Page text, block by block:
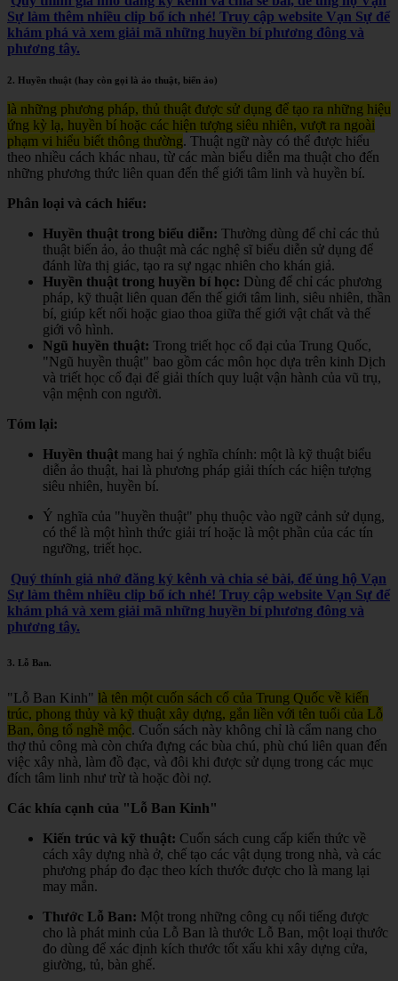
Sự làm thêm nhiều clip bổ ích nhé! Truy cập website Vạn Sự để
khám phá và xem giải mã những huyền bí phương đông và
phương tây.
2. Huyền thuật (hay còn gọi là ảo thuật, biến ảo)
là những phương pháp, thủ thuật được sử dụng để tạo ra những hiệu
ứng kỳ lạ, huyền bí hoặc các hiện tượng siêu nhiên, vượt ra ngoài
phạm vi hiểu biết thông thường. Thuật ngữ này có thể được hiểu
theo nhiều cách khác nhau, từ các màn biểu diễn ma thuật cho đến
những phương thức liên quan đến thế giới tâm linh và huyền bí.
Phân loại và cách hiểu:
Huyền thuật trong biểu diễn: Thường dùng để chỉ các thủ
thuật biến ảo, ảo thuật mà các nghệ sĩ biểu diễn sử dụng để
đánh lừa thị giác, tạo ra sự ngạc nhiên cho khán giả.
Huyền thuật trong huyền bí học: Dùng để chỉ các phương
pháp, kỹ thuật liên quan đến thế giới tâm linh, siêu nhiên, thần
bí, giúp kết nối hoặc giao thoa giữa thế giới vật chất và thế
giới vô hình.
Ngũ huyền thuật: Trong triết học cổ đại của Trung Quốc,
"Ngũ huyền thuật" bao gồm các môn học dựa trên kinh Dịch
và triết học cổ đại để giải thích quy luật vận hành của vũ trụ,
vận mệnh con người.
Tóm lại:
Huyền thuật mang hai ý nghĩa chính: một là kỹ thuật biểu
diễn ảo thuật, hai là phương pháp giải thích các hiện tượng
siêu nhiên, huyền bí.
Ý nghĩa của "huyền thuật" phụ thuộc vào ngữ cảnh sử dụng,
có thể là một hình thức giải trí hoặc là một phần của các tín
ngưỡng, triết học.
Quý thính giả nhớ đăng ký kênh và chia sẻ bài, để ủng hộ Vạn
Sự làm thêm nhiều clip bổ ích nhé! Truy cập website Vạn Sự để
khám phá và xem giải mã những huyền bí phương đông và
phương tây.
3. Lỗ Ban.
"Lỗ Ban Kinh" là tên một cuốn sách cổ của Trung Quốc về kiến
trúc, phong thủy và kỹ thuật xây dựng, gắn liền với tên tuổi của Lỗ
Ban, ông tổ nghề mộc. Cuốn sách này không chỉ là cẩm nang cho
thợ thủ công mà còn chứa đựng các bùa chú, phù chú liên quan đến
việc xây nhà, làm đồ đạc, và đôi khi được sử dụng trong các mục
đích tâm linh như trừ tà hoặc đòi nợ.
Các khía cạnh của "Lỗ Ban Kinh"
Kiến trúc và kỹ thuật: Cuốn sách cung cấp kiến thức về
cách xây dựng nhà ở, chế tạo các vật dụng trong nhà, và các
phương pháp đo đạc theo kích thước được cho là mang lại
may mắn.
Thước Lỗ Ban: Một trong những công cụ nổi tiếng được
cho là phát minh của Lỗ Ban là thước Lỗ Ban, một loại thước
đo dùng để xác định kích thước tốt xấu khi xây dựng cửa,
giường, tủ, bàn ghế.